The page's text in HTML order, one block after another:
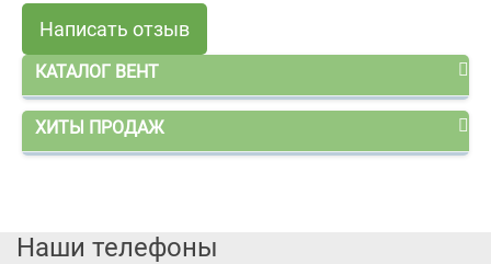
Написать отзыв
КАТАЛОГ ВЕНТ
ХИТЫ ПРОДАЖ
Наши телефоны